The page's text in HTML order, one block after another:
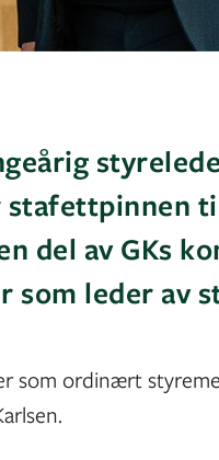
del av GKs
som leder av
som ordinært